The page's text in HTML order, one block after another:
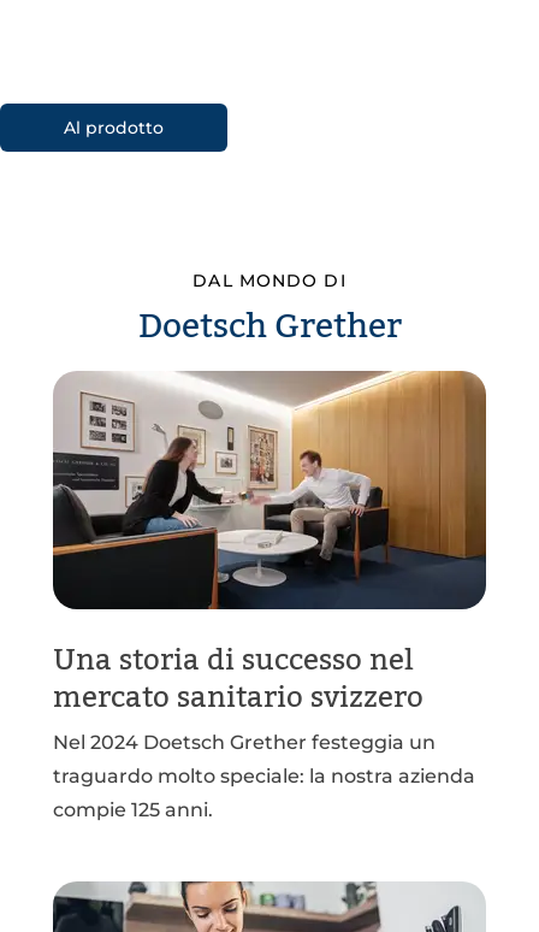
Al prodotto
DAL MONDO DI
Doetsch Grether
Una storia di successo nel
mercato sanitario svizzero
Nel 2024 Doetsch Grether festeggia un
traguardo molto speciale: la nostra azienda
compie 125 anni.